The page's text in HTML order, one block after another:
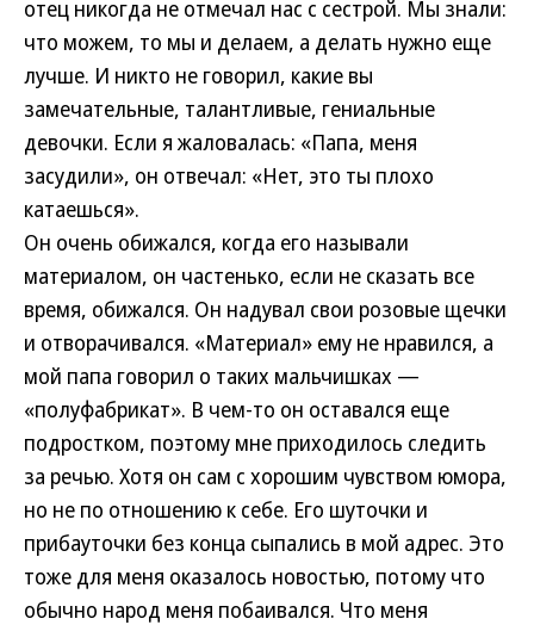
отец никогда не отмечал нас с сестрой. Мы знали:
что можем, то мы и делаем, а делать нужно еще
лучше. И никто не говорил, какие вы
замечательные, талантливые, гениальные
девочки. Если я жаловалась: «Папа, меня
засудили», он отвечал: «Нет, это ты плохо
катаешься».
Он очень обижался, когда его называли
материалом, он частенько, если не сказать все
время, обижался. Он надувал свои розовые щечки
и отворачивался. «Материал» ему не нравился, а
мой папа говорил о таких мальчишках —
«полуфабрикат». В чем-то он оставался еще
подростком, поэтому мне приходилось следить
за речью. Хотя он сам с хорошим чувством юмора,
но не по отношению к себе. Его шуточки и
прибауточки без конца сыпались в мой адрес. Это
тоже для меня оказалось новостью, потому что
обычно народ меня побаивался. Что меня